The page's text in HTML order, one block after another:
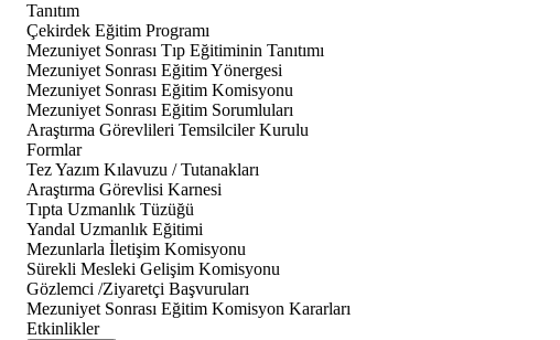
Tanıtım
Çekirdek Eğitim Programı
Mezuniyet Sonrası Tıp Eğitiminin Tanıtımı
Mezuniyet Sonrası Eğitim Yönergesi
Mezuniyet Sonrası Eğitim Komisyonu
Mezuniyet Sonrası Eğitim Sorumluları
Araştırma Görevlileri Temsilciler Kurulu
Formlar
Tez Yazım Kılavuzu / Tutanakları
Araştırma Görevlisi Karnesi
Tıpta Uzmanlık Tüzüğü
Yandal Uzmanlık Eğitimi
Mezunlarla İletişim Komisyonu
Sürekli Mesleki Gelişim Komisyonu
Gözlemci /Ziyaretçi Başvuruları
Mezuniyet Sonrası Eğitim Komisyon Kararları
Etkinlikler